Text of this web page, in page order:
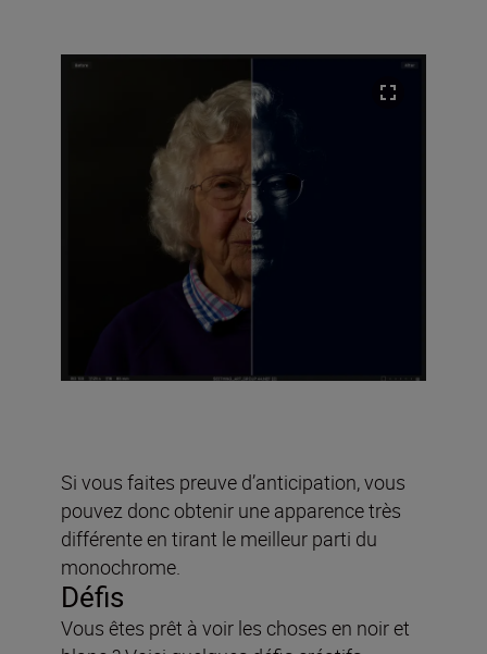
Si vous faites preuve d’anticipation, vous
pouvez donc obtenir une apparence très
différente en tirant le meilleur parti du
monochrome.
Défis
Vous êtes prêt à voir les choses en noir et